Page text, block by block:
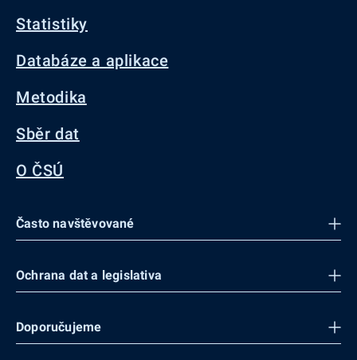
Statistiky
Databáze a aplikace
Metodika
Sběr dat
O ČSÚ
Často navštěvované
Ochrana dat a legislativa
Doporučujeme